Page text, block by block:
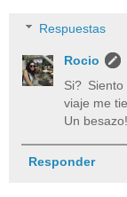
Respuestas
Rocio
Si?
viaje me
Un
Responder